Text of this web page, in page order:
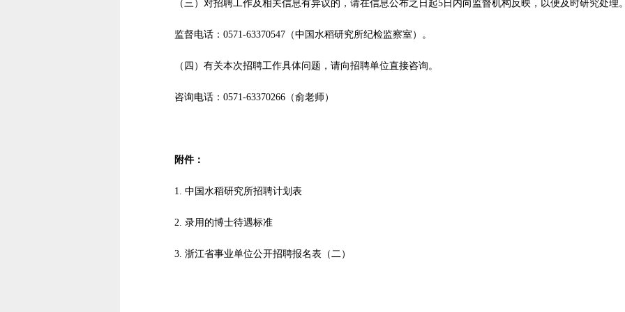
（三）对招聘工作及相关信息有异议的，请在信息公布之日起5日内向监督机构反映，以便及时研究处理
监督电话：0571-63370547（中国水稻研究所纪检监察室）。
（四）有关本次招聘工作具体问题，请向招聘单位直接咨询。
咨询电话：0571-63370266（俞老师）
附件：
1. 中国水稻研究所招聘计划表
2. 录用的博士待遇标准
3. 浙江省事业单位公开招聘报名表（二）